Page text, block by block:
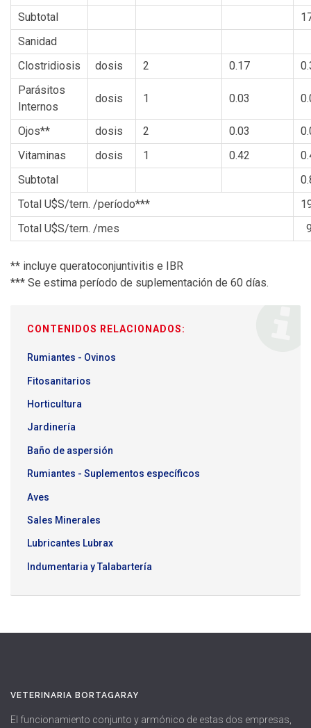
Subtotal
Sanidad
Clostridiosis
dosis 2 0.17
Parásitos
Internos
dosis 1 0.03
Ojos** dosis 2 0.03
Vitaminas
dosis 1 0.42
Subtotal
Total U$S/tern. /período***
Total U$S/tern. /mes
** incluye queratoconjuntivitis e IBR
*** Se estima período de suplementación de 60 días.
CONTENIDOS RELACIONADOS:
Rumiantes - Ovinos
Fitosanitarios
Horticultura
Jardinería
Baño de aspersión
Rumiantes - Suplementos específicos
Aves
Sales Minerales
Lubricantes Lubrax
Indumentaria y Talabartería
VETERINARIA BORTAGARAY
El funcionamiento conjunto y armónico de estas dos empresas,